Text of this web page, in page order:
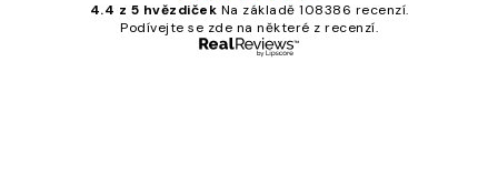
4.4 z 5 hvězdiček Na základě 108386 recenzí.
Podívejte se zde na některé z recenzí.